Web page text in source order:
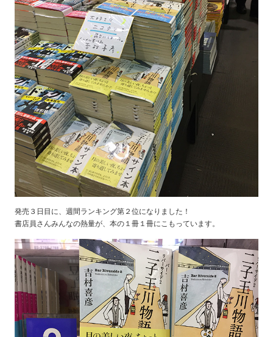
発売３日目に、週間ランキング第２位になりました！
書店員さんみんなの熱量が、本の１冊１冊にこもっています。